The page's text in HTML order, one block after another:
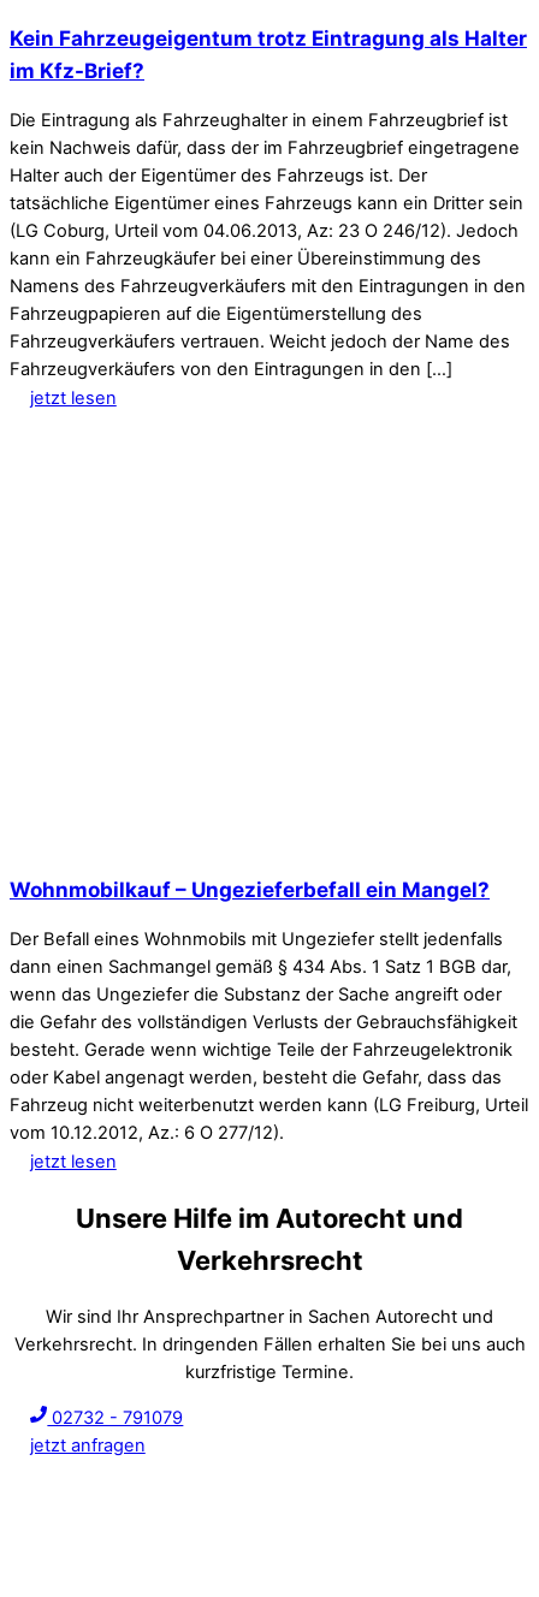
Kein Fahrzeugeigentum trotz Eintragung als Halter
im Kfz-Brief?
Die Eintragung als Fahrzeughalter in einem Fahrzeugbrief ist
kein Nachweis dafür, dass der im Fahrzeugbrief eingetragene
Halter auch der Eigentümer des Fahrzeugs ist. Der
tatsächliche Eigentümer eines Fahrzeugs kann ein Dritter sein
(LG Coburg, Urteil vom 04.06.2013, Az: 23 O 246/12). Jedoch
kann ein Fahrzeugkäufer bei einer Übereinstimmung des
Namens des Fahrzeugverkäufers mit den Eintragungen in den
Fahrzeugpapieren auf die Eigentümerstellung des
Fahrzeugverkäufers vertrauen. Weicht jedoch der Name des
Fahrzeugverkäufers von den Eintragungen in den […]
jetzt lesen
Wohnmobilkauf – Ungezieferbefall ein Mangel?
Der Befall eines Wohnmobils mit Ungeziefer stellt jedenfalls
dann einen Sachmangel gemäß § 434 Abs. 1 Satz 1 BGB dar,
wenn das Ungeziefer die Substanz der Sache angreift oder
die Gefahr des vollständigen Verlusts der Gebrauchsfähigkeit
besteht. Gerade wenn wichtige Teile der Fahrzeugelektronik
oder Kabel angenagt werden, besteht die Gefahr, dass das
Fahrzeug nicht weiterbenutzt werden kann (LG Freiburg, Urteil
vom 10.12.2012, Az.: 6 O 277/12).
jetzt lesen
Unsere Hilfe im Autorecht und
Verkehrsrecht
Wir sind Ihr Ansprechpartner in Sachen Autorecht und
Verkehrsrecht. In dringenden Fällen erhalten Sie bei uns auch
kurzfristige Termine.
02732 - 791079
jetzt anfragen